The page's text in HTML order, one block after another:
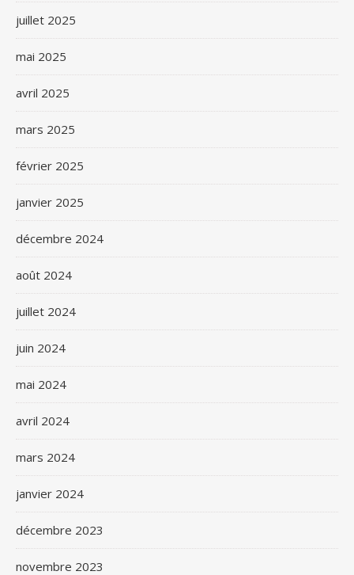
juillet 2025
mai 2025
avril 2025
mars 2025
février 2025
janvier 2025
décembre 2024
août 2024
juillet 2024
juin 2024
mai 2024
avril 2024
mars 2024
janvier 2024
décembre 2023
novembre 2023